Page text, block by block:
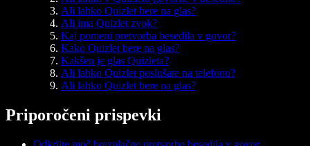
Ali lahko Quizlet bere na glas?
Ali ima Quizlet zvok?
Kaj pomeni pretvorba besedila v govor?
Kako Quizlet bere na glas?
Kakšen je glas Quizleta?
Ali lahko Quizlet poslušate na telefonu?
Ali lahko Quizlet bere na glas?
Priporočeni prispevki